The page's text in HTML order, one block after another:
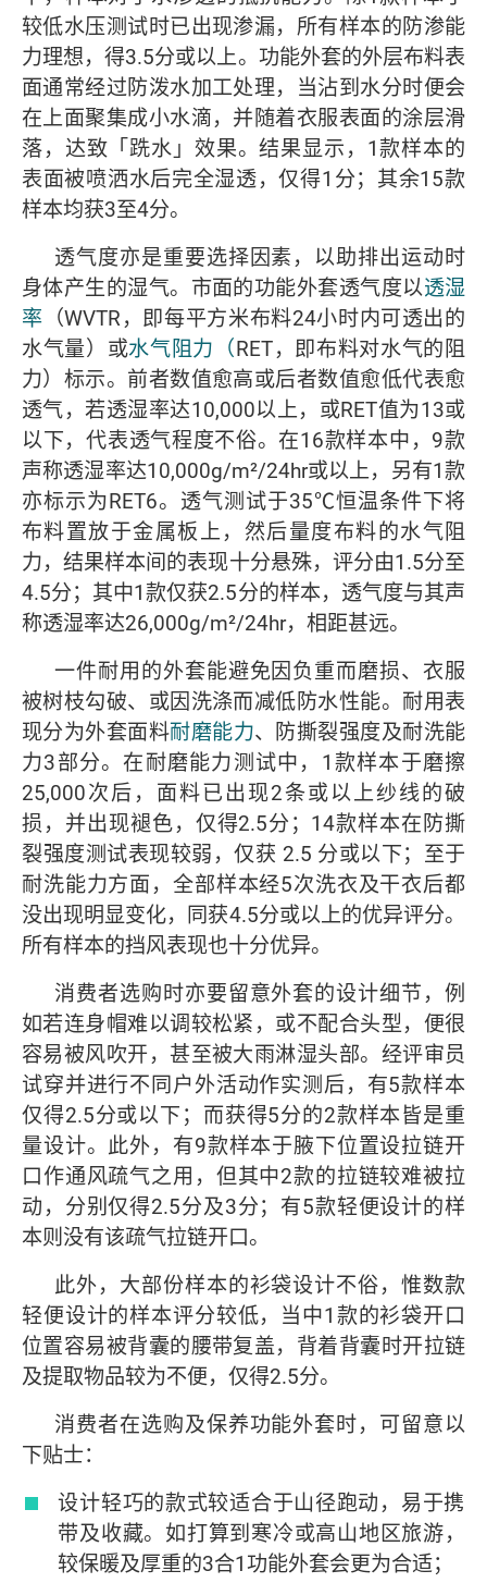
较低水压测试时已出现渗漏，所有样本的防渗能
力理想，得3.5分或以上。功能外套的外层布料表
面通常经过防泼水加工处理，当沾到水分时便会
在上面聚集成小水滴，并随着衣服表面的涂层滑
落，达致「跣水」效果。结果显示，1款样本的
表面被喷洒水后完全湿透，仅得1分；其余15款
样本均获3至4分。
透气度亦是重要选择因素，以助排出运动时
身体产生的湿气。市面的功能外套透气度以透湿
率 （WVTR，即每平方米布料24小时内可透出的
水气量）或水气阻力（RET，即布料对水气的阻
力）标示。前者数值愈高或后者数值愈低代表愈
透气，若透湿率达10,000以上，或RET值为13或
以下，代表透气程度不俗。在16款样本中，9款
声称透湿率达10,000g/m²/24hr或以上，另有1款
亦标示为RET6。透气测试于35℃恒温条件下将
布料置放于金属板上，然后量度布料的水气阻
力，结果样本间的表现十分悬殊，评分由1.5分至
4.5分；其中1款仅获2.5分的样本，透气度与其声
称透湿率达26,000g/m²/24hr，相距甚远。
一件耐用的外套能避免因负重而磨损、衣服
被树枝勾破、或因洗涤而减低防水性能。耐用表
现分为外套面料耐磨能力、防撕裂强度及耐洗能
力3部分。在耐磨能力测试中，1款样本于磨擦
25,000次后，面料已出现2条或以上纱线的破
损，并出现褪色，仅得2.5分；14款样本在防撕
裂强度测试表现较弱，仅获 2.5 分或以下；至于
耐洗能力方面，全部样本经5次洗衣及干衣后都
没出现明显变化，同获4.5分或以上的优异评分。
所有样本的挡风表现也十分优异。
消费者选购时亦要留意外套的设计细节，例
如若连身帽难以调较松紧，或不配合头型，便很
容易被风吹开，甚至被大雨淋湿头部。经评审员
试穿并进行不同户外活动作实测后，有5款样本
仅得2.5分或以下；而获得5分的2款样本皆是重
量设计。此外，有9款样本于腋下位置设拉链开
口作通风疏气之用，但其中2款的拉链较难被拉
动，分别仅得2.5分及3分；有5款轻便设计的样
本则没有该疏气拉链开口。
此外，大部份样本的衫袋设计不俗，惟数款
轻便设计的样本评分较低，当中1款的衫袋开口
位置容易被背囊的腰带复盖，背着背囊时开拉链
及提取物品较为不便，仅得2.5分。
消费者在选购及保养功能外套时，可留意以
下贴士：
设计轻巧的款式较适合于山径跑动，易于携
带及收藏。如打算到寒冷或高山地区旅游，
较保暖及厚重的3合1功能外套会更为合适；